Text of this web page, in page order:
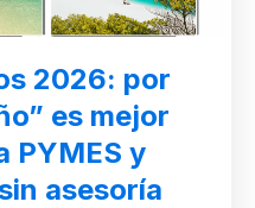
2026: por
es mejor
PYMES y
asesoría